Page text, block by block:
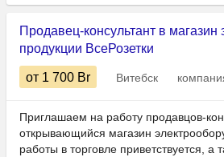
Продавец-консультант в магазин
продукции ВсеРозетки
от 1 700 Br Витебск
Приглашаем на работу продавцов-
открывающийся магазин
работы в торговле приветствуется, а